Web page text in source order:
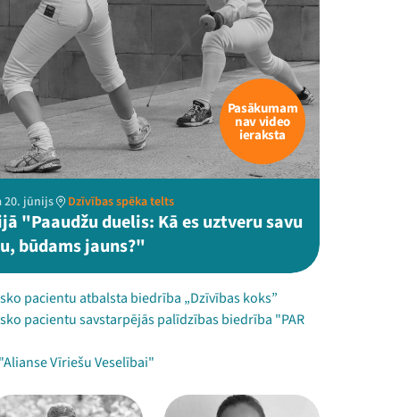
Pasākumam
nav video
ieraksta
20. jūnijs Dzīvības spēka telts
"Paaudžu duelis: Kā es uztveru savu
būdams jauns?"
pacientu atbalsta biedrība „Dzīvības koks”
pacientu savstarpējās palīdzības biedrība "PAR
Vīriešu Veselībai"